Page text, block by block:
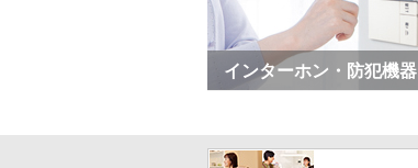
インターホン・防犯機器